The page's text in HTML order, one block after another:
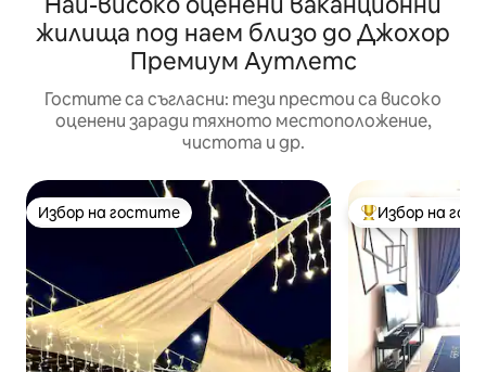
жилища под наем близо до Джохор
Премиум Аутлетс
Гостите са съгласни: тези престои са високо
оценени заради тяхното местоположение,
чистота и др.
Избор на гостите
Избор на гостите Най-популярен
Избор на